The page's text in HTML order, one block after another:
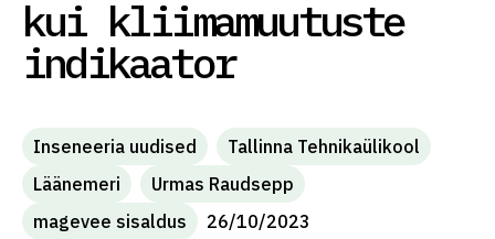
kui kliimamuutuste
indikaator
Inseneeria uudised
Tallinna Tehnikaülikool
Läänemeri
Urmas Raudsepp
magevee sisaldus
26/10/2023